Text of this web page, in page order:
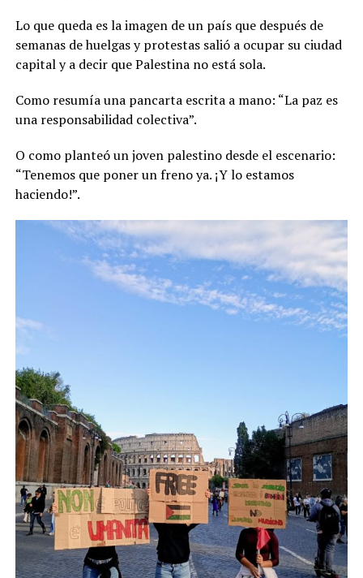
Lo que queda es la imagen de un país que después de
semanas de huelgas y protestas salió a ocupar su ciudad
capital y a decir que Palestina no está sola.
Como resumía una pancarta escrita a mano: “La paz es
una responsabilidad colectiva”.
O como planteó un joven palestino desde el escenario:
“Tenemos que poner un freno ya. ¡Y lo estamos
haciendo!”.